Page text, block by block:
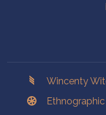
Wincenty